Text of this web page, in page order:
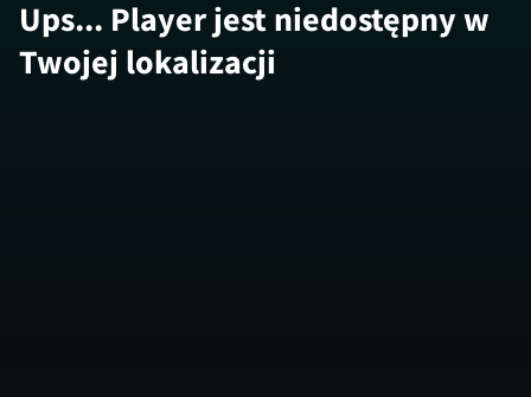
Ups... Player jest niedostępny w
Twojej lokalizacji